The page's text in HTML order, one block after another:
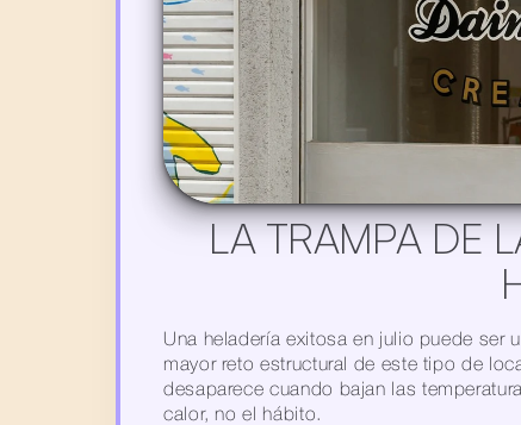
LA TRAMPA DE
Una heladería exitosa en julio puede ser
mayor reto estructural de este tipo de
desaparece cuando bajan las
calor, no el hábito.